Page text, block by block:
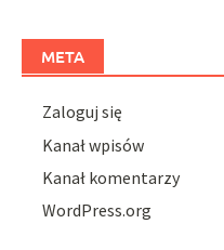
META
Zaloguj się
Kanał wpisów
Kanał komentarzy
WordPress.org